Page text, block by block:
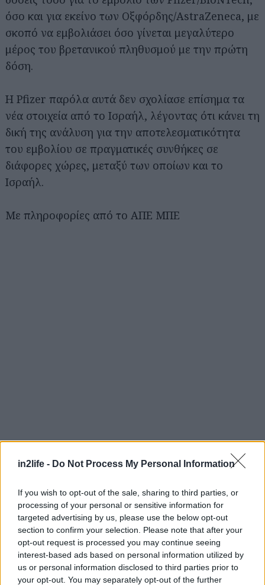
in2life - Do Not Process My Personal Information
If you wish to opt-out of the sale, sharing to third parties, or
processing of your personal or sensitive information for
targeted advertising by us, please use the below opt-out
section to confirm your selection. Please note that after your
opt-out request is processed you may continue seeing
interest-based ads based on personal information utilized by
us or personal information disclosed to third parties prior to
your opt-out. You may separately opt-out of the further
όσο και για εκείνο των Οξφόρδης/AstraZeneca, με
σκοπό να εμβολιάσει όσο γίνεται μεγαλύτερο
μέρος του βρετανικού πληθυσμού με την πρώτη
δόση.
Η Pfizer παρόλα αυτά δεν σχολίασε επίσημα τα
νέα στοιχεία από το Ισραήλ, λέγοντας ότι κάνει τη
δική της ανάλυση για την αποτελεσματικότητα
του εμβολίου σε πραγματικές συνθήκες σε
διάφορες χώρες, μεταξύ των οποίων και το
Ισραήλ.
Με πληροφορίες από το ΑΠΕ ΜΠΕ